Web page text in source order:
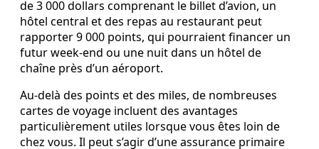
de 3 000 dollars comprenant le billet d’avion, un
hôtel central et des repas au restaurant peut
rapporter 9 000 points, qui pourraient financer un
futur week‑end ou une nuit dans un hôtel de
chaîne près d’un aéroport.
Au‑delà des points et des miles, de nombreuses
cartes de voyage incluent des avantages
particulièrement utiles lorsque vous êtes loin de
chez vous. Il peut s’agir d’une assurance primaire